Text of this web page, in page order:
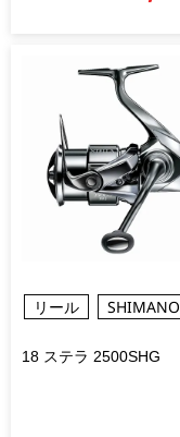
リール SHIMANO
18 ステラ 2500SHG